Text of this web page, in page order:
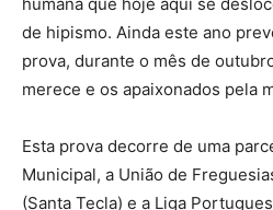
de hipismo. Ainda este ano
prova, durante o mês de
merece e os apaixonados pela
Esta prova decorre de uma
Municipal, a União de
(Santa Tecla) e a Liga